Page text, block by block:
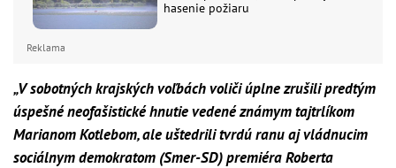
hasenie požiaru
Reklama
„V sobotných krajských voľbách voliči úplne zrušili predtým
úspešné neofašistické hnutie vedené známym tajtrlíkom
Marianom Kotlebom, ale uštedrili tvrdú ranu aj vládnucim
sociálnym demokratom (Smer-SD) premiéra Roberta